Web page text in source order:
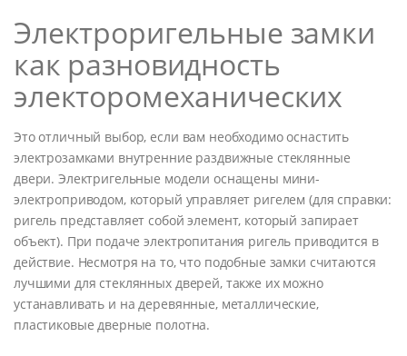
Электроригельные замки
как разновидность
электоромеханических
Это отличный выбор, если вам необходимо оснастить
электрозамками внутренние раздвижные стеклянные
двери. Электригельные модели оснащены мини-
электроприводом, который управляет ригелем (для справки:
ригель представляет собой элемент, который запирает
объект). При подаче электропитания ригель приводится в
действие. Несмотря на то, что подобные замки считаются
лучшими для стеклянных дверей, также их можно
устанавливать и на деревянные, металлические,
пластиковые дверные полотна.